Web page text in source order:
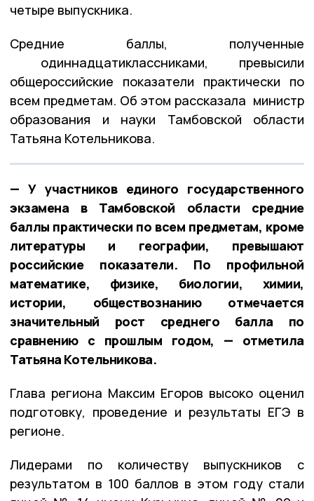
четыре выпускника.
Средние баллы, полученные
одиннадцатиклассниками, превысили
общероссийские показатели практически по
всем предметам. Об этом рассказала министр
образования и науки Тамбовской области
Татьяна Котельникова.
— У участников единого государственного
экзамена в Тамбовской области средние
баллы практически по всем предметам, кроме
литературы и географии, превышают
российские показатели. По профильной
математике, физике, биологии, химии,
истории, обществознанию отмечается
значительный рост среднего балла по
сравнению с прошлым годом, — отметила
Татьяна Котельникова.
Глава региона Максим Егоров высоко оценил
подготовку, проведение и результаты ЕГЭ в
регионе.
Лидерами по количеству выпускников с
результатом в 100 баллов в этом году стали